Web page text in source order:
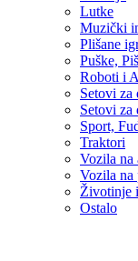
Lutke
Muzički
Plišane
Puške,
Roboti i
Setovi za
Setovi za
Sport,
Traktori
Vozila na
Vozila na
Životinje
Ostalo